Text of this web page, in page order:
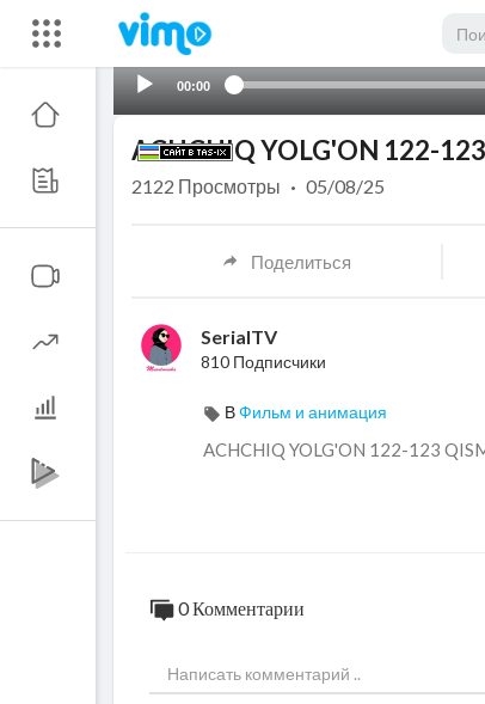
00:00
ACHCHIQ YOLG'ON 122-
2122 Просмотры · 05/08/25
Поделиться
SerialTV
810 Подписчики
ВФильм и анимация
⁣ACHCHIQ YOLG'ON 122-123
0 Комментарии